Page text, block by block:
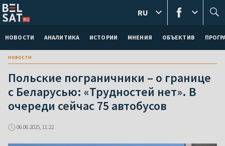
НОВОСТИ АНАЛИТИКА ИСТОРИИ МНЕНИЯ ОБЪЕКТИВ
RU
новости
Польские пограничники – о границе
с Беларусью: «Трудностей нет». В
очереди сейчас 75 автобусов
06.06.2025, 11:22